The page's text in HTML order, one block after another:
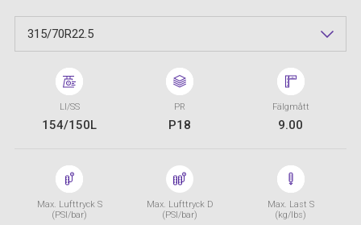
315/70R22.5
LI/SS
154/150L
PR
P18
Fälgmått
9.00
Max. Lufttryck S
(PSI/bar)
Max. Lufttryck D
(PSI/bar)
Max. Last S
(kg/lbs)